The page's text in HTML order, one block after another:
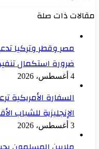
مقالات ذات صلة
مصر وقطر وتركيا
ضرورة استكمال
4 أغسطس، 2026
السفارة الأمريكية
الإنجليزية للشباب
3 أغسطس، 2026